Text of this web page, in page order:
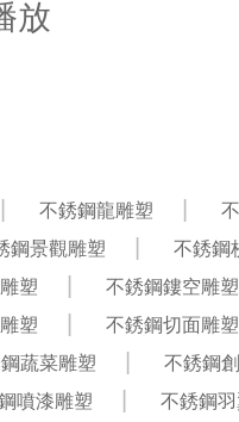
放
不銹鋼龍雕塑
鋼景觀雕塑 不銹鋼
塑 不銹鋼鏤空雕塑
塑 不銹鋼切面雕塑
蔬菜雕塑 不銹鋼
噴漆雕塑 不銹鋼